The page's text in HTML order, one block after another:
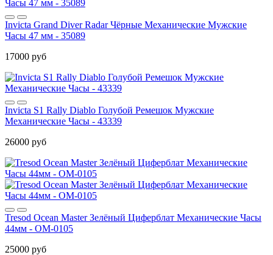
Invicta Grand Diver Radar Чёрные Механические Мужские
Часы 47 мм - 35089
17000 руб
Invicta S1 Rally Diablo Голубой Ремешок Мужские
Механические Часы - 43339
26000 руб
Tresod Ocean Master Зелёный Циферблат Механические Часы
44мм - OM-0105
25000 руб